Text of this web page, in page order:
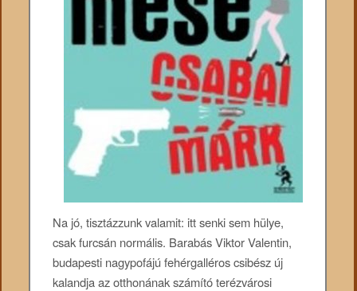
Na jó, tisztázzunk valamit: itt senki sem hülye,
csak furcsán normális. Barabás Viktor Valentin,
budapesti nagypofájú fehérgalléros csibész új
kalandja az otthonának számító terézvárosi